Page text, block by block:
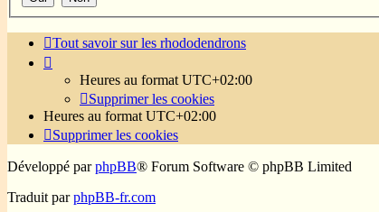
Tout savoir sur les rhododendrons
Heures au format UTC+02:00
Supprimer les cookies
Heures au format UTC+02:00
Supprimer les cookies
Développé parphpBB® Forum Software © phpBB Limited
Traduit parphpBB-fr.com